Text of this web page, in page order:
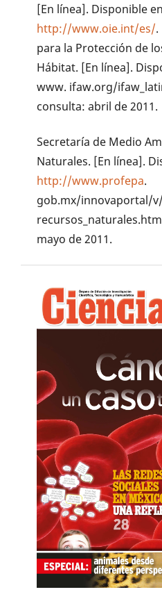
[En línea]. Disponible
http://www.oie.int/es/
para la Protección de
Hábitat. [En línea].
www. ifaw.org/
consulta: abril de 2011.
Secretaría de Medio
Naturales. [En línea].
http://www.profepa.
gob.mx/innovaportal/
mayo de 2011.